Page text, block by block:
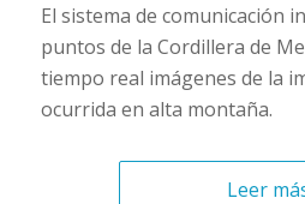
El sistema de comunicación
puntos de la Cordillera de
tiempo real imágenes de la
ocurrida en alta montaña.
Leer